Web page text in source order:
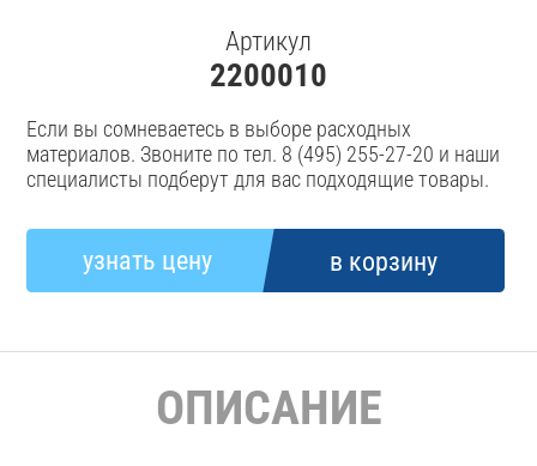
Артикул
2200010
Если вы сомневаетесь в выборе расходных
материалов. Звоните по тел. 8 (495) 255-27-20 и наши
специалисты подберут для вас подходящие товары.
ОПИСАНИЕ